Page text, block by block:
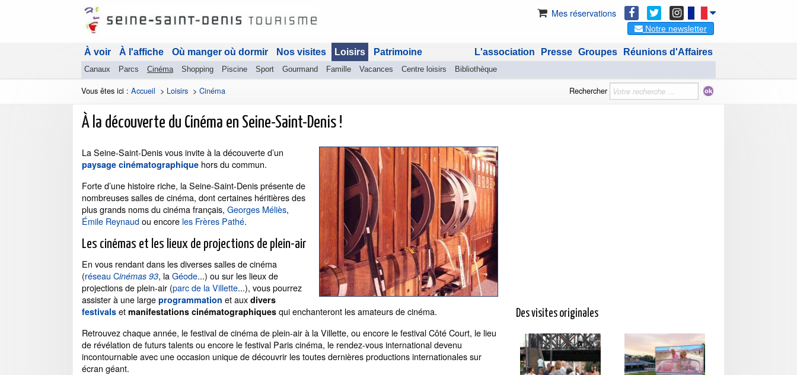
Mes réservations
Notre newsletter
À voir À l'affiche Où manger où dormir Nos visites Loisirs
Canaux Parcs Cinéma Shopping Piscine Sport Gourmand Famille Vacances Centre loisirs Bibliothèque
Patrimoine Réunions d'Affaires
Groupes
Presse
L'association
Vous êtes ici : Accueil > Loisirs > Cinéma Rechercher
À la découverte du Cinéma en Seine-Saint-Denis !
La Seine-Saint-Denis vous invite à la découverte d’un
paysage cinématographique hors du commun.
Forte d’une histoire riche, la Seine-Saint-Denis présente de
nombreuses salles de cinéma, dont certaines héritières des
plus grands noms du cinéma français, Georges Méliès,
Émile Reynaudou encore les Frères Pathé.
Les cinémas et les lieux de projections de plein-air
En vous rendant dans les diverses salles de cinéma
(réseau Cinémas 93, laGéode...) ou sur les lieux de
projections de plein-air (parc de la Villette...), vous pourrez
assister à une large programmation et aux divers
festivals et manifestations cinématographiques qui enchanteront les amateurs de cinéma.
Retrouvez chaque année, le festival de cinéma de plein-air à la Villette, ou encore le festival Côté Court, le lieu
de révélation de futurs talents ou encore le festival Paris cinéma, le rendez-vous international devenu
incontournable avec une occasion unique de découvrir les toutes dernières productions internationales sur
écran géant.
Des visites originales